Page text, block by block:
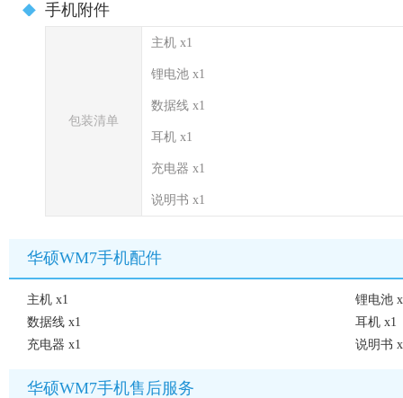
手机附件
包装清单
主机 x1
锂电池 x1
数据线 x1
耳机 x1
充电器 x1
说明书 x1
华硕WM7手机配件
主机 x1
锂电池
数据线 x1
耳机 x1
充电器 x1
说明书
华硕WM7手机售后服务